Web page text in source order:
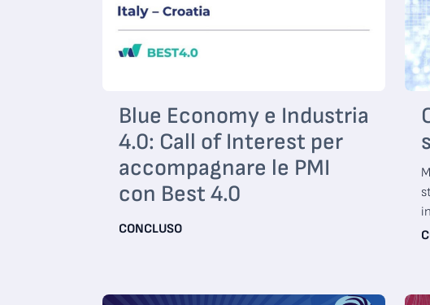
Blue Economy e Industria
4.0: Call of Interest per
accompagnare le PMI
con Best 4.0
CONCLUSO